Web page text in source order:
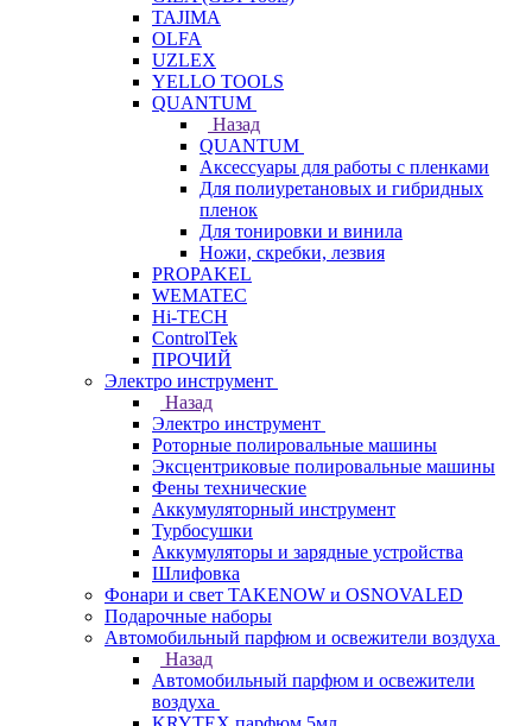
TAJIMA
OLFA
UZLEX
YELLO TOOLS
QUANTUM
Назад
QUANTUM
Аксессуары для работы с пленками
Для полиуретановых и гибридных
пленок
Для тонировки и винила
Ножи, скребки, лезвия
PROPAKEL
WEMATEC
Hi-TECH
ControlTek
ПРОЧИЙ
Электро инструмент
Назад
Электро инструмент
Роторные полировальные машины
Эксцентриковые полировальные машины
Фены технические
Аккумуляторный инструмент
Турбосушки
Аккумуляторы и зарядные устройства
Шлифовка
Фонари и свет TAKENOW и OSNOVALED
Подарочные наборы
Автомобильный парфюм и освежители воздуха
Назад
Автомобильный парфюм и освежители
воздуха